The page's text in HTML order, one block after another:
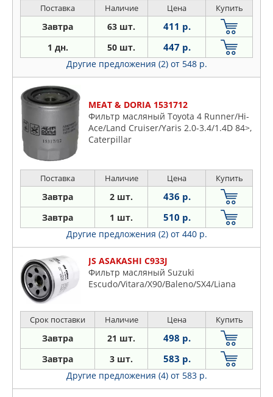
VVT-i
Поставка Наличие Цена Купить
Завтра 63 шт. 411 р.
1 дн. 50 шт. 447 р.
Другие предложения (2) от 548 р.
MEAT & DORIA 1531712
Фильтр масляный Toyota 4 Runner/Hi-
Ace/Land Cruiser/Yaris 2.0-3.4/1.4D 84>,
Caterpillar
Поставка Наличие Цена Купить
Завтра 2 шт. 436 р.
Завтра 1 шт. 510 р.
Другие предложения (2) от 440 р.
JS ASAKASHI C933J
Фильтр масляный Suzuki
Escudo/Vitara/X90/Baleno/SX4/Liana
Срок поставки Наличие Цена Купить
Завтра 21 шт. 498 р.
Завтра 3 шт. 583 р.
Другие предложения (4) от 583 р.